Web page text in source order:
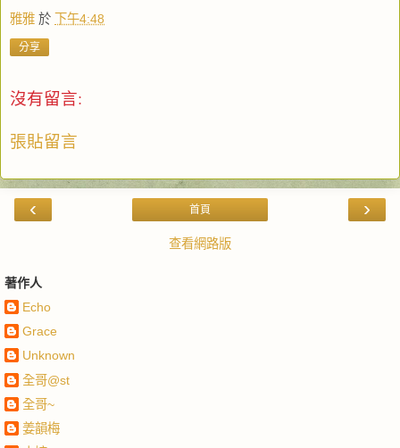
雅雅 於 下午4:48
分享
沒有留言:
張貼留言
‹ ›
首頁
查看網路版
著作人
Echo
Grace
Unknown
全哥@st
全哥~
姜韻梅